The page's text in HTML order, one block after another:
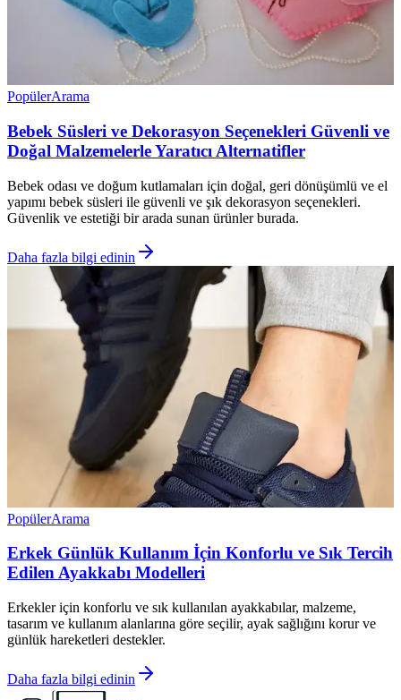
PopülerArama
Bebek Süsleri ve Dekorasyon Seçenekleri Güvenli ve
Doğal Malzemelerle Yaratıcı Alternatifler
Bebek odası ve doğum kutlamaları için doğal, geri dönüşümlü ve el
yapımı bebek süsleri ile güvenli ve şık dekorasyon seçenekleri.
Güvenlik ve estetiği bir arada sunan ürünler burada.
Daha fazla bilgi edinin
PopülerArama
Erkek Günlük Kullanım İçin Konforlu ve Sık Tercih
Edilen Ayakkabı Modelleri
Erkekler için konforlu ve sık kullanılan ayakkabılar, malzeme,
tasarım ve kullanım alanlarına göre seçilir, ayak sağlığını korur ve
günlük hareketleri destekler.
Daha fazla bilgi edinin